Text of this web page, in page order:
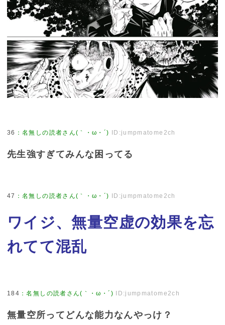
36 ：名無しの読者さん(｀・ω・´) ID:jumpmatome2ch
先生強すぎてみんな困ってる
47 ：名無しの読者さん(｀・ω・´) ID:jumpmatome2ch
ワイジ、無量空虚の効果を忘
れてて混乱
184 ：名無しの読者さん(｀・ω・´) ID:jumpmatome2ch
無量空所ってどんな能力なんやっけ？